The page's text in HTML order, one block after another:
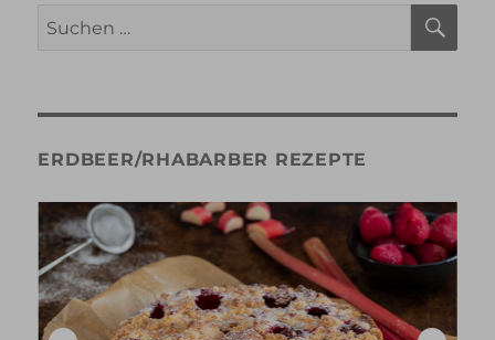
Suche
ERDBEER/RHABARBER REZEPTE